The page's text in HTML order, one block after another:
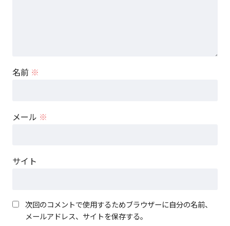
名前 ※
メール ※
サイト
次回のコメントで使用するためブラウザーに自分の名前、
メールアドレス、サイトを保存する。